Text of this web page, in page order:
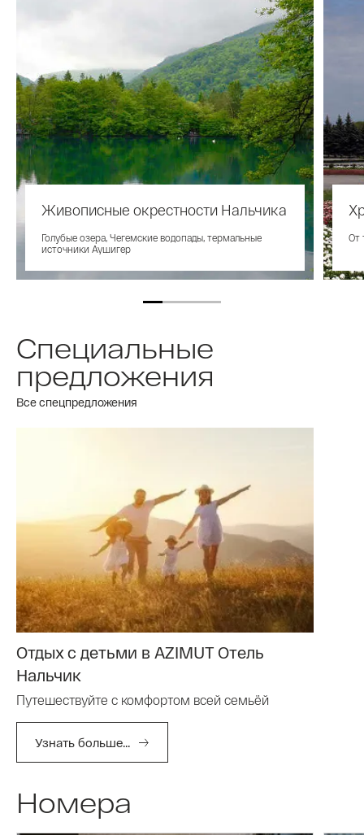
Живописные окрестности Нальчика
Голубые озера, Чегемские водопады, термальные
источники Аушигер
От
Специальные
предложения
Все спецпредложения
Отдых с детьми в AZIMUT Отель
Нальчик
Путешествуйте с комфортом всей семьёй
Узнать больше...
Номера